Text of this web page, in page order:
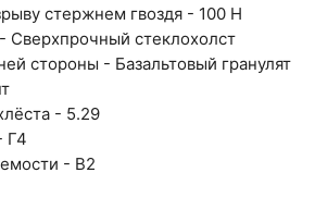
стержнем гвоздя - 100 H
стеклохолст
стороны - Базальтовый гранулят
- 5.29
Г4
- В2